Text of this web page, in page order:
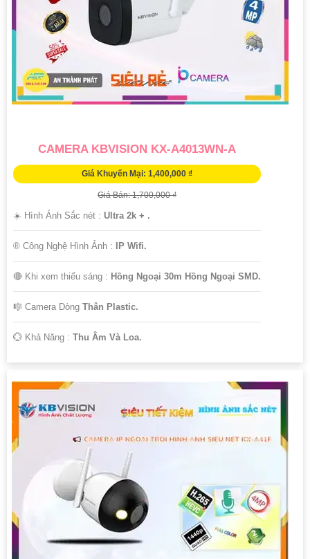
CAMERA KBVISION KX-A4013WN-A
Giá Khuyến Mại: 1,400,000 ₫
Giá Bán: 1,700,000 ₫
☀️ Hình Ảnh Sắc nét : Ultra 2k + .
®️ Công Nghệ Hình Ảnh : IP Wifi.
🔴 Khi xem thiếu sáng : Hồng Ngoại 30m Hồng Ngoại SMD.
🎼️ Camera Dòng Thân Plastic.
️💮 Khả Năng : Thu Âm Và Loa.